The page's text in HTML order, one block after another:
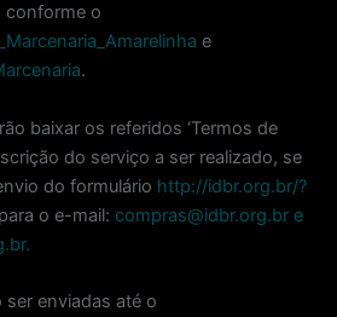
conforme o
e
.
baixar os referidos ‘Termos de
do serviço a ser realizado, se
do formulário http://idbr.org.br/?
o e-mail: compras@idbr.org.br e
enviadas até o